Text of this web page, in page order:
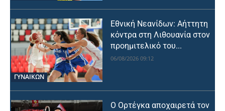
ΓΥΝΑΙΚΩΝ
Εθνική Νεανίδων: Αήττητη
κόντρα στη Λιθουανία στον
προημιτελικό του...
06/08/2026 09:12
Ο Ορτέγκα αποχαιρετά τον